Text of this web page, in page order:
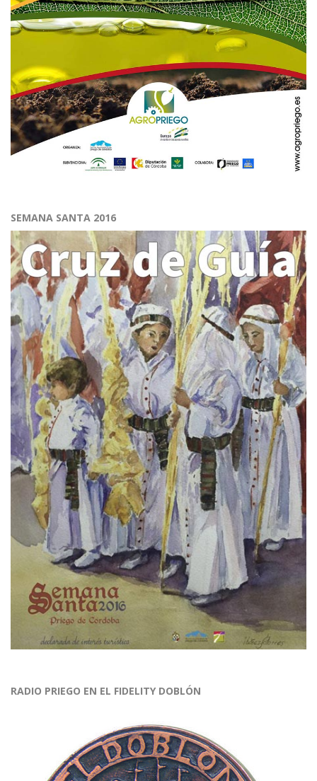
SEMANA SANTA 2016
RADIO PRIEGO EN EL FIDELITY DOBLÓN